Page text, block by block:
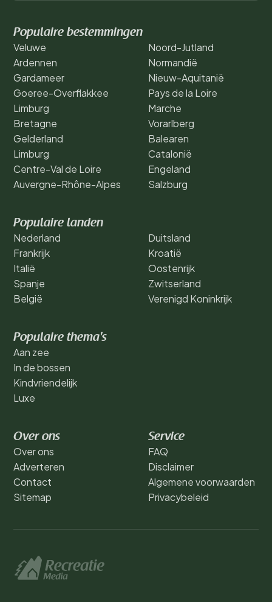
Populaire bestemmingen
Veluwe
Ardennen
Gardameer
Goeree-Overflakkee
Limburg
Bretagne
Gelderland
Limburg
Centre-Val de Loire
Auvergne-Rhône-Alpes
Noord-Jutland
Normandië
Nieuw-Aquitanië
Pays de la Loire
Marche
Vorarlberg
Balearen
Catalonië
Engeland
Salzburg
Populaire landen
Nederland
Frankrijk
Italië
Spanje
België
Duitsland
Kroatië
Oostenrijk
Zwitserland
Verenigd Koninkrijk
Populaire thema's
Aan zee
In de bossen
Kindvriendelijk
Luxe
Over ons
Over ons
Adverteren
Contact
Sitemap
Service
FAQ
Disclaimer
Algemene voorwaarden
Privacybeleid